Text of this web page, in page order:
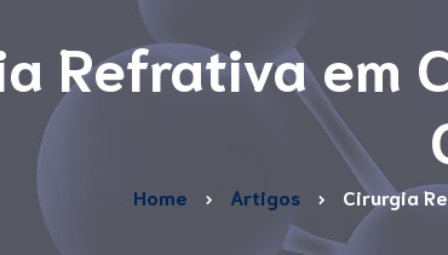
Notícias
Refrativa em
Home Artigos Cirurgia